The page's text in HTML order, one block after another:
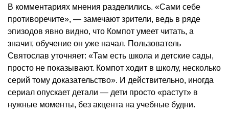
В комментариях мнения разделились. «Сами себе
противоречите», — замечают зрители, ведь в ряде
эпизодов явно видно, что Компот умеет читать, а
значит, обучение он уже начал. Пользователь
Святослав уточняет: «Там есть школа и детские сады,
просто не показывают. Компот ходит в школу, несколько
серий тому доказательство». И действительно, иногда
сериал опускает детали — дети просто «растут» в
нужные моменты, без акцента на учебные будни.